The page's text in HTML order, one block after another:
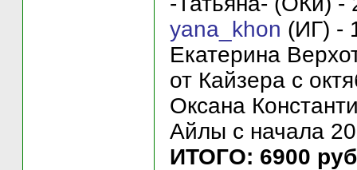
yana_khon (ИГ) -
Екатерина
от Кайзера с
Оксана
Айлы с начала
ИТОГО: 6900